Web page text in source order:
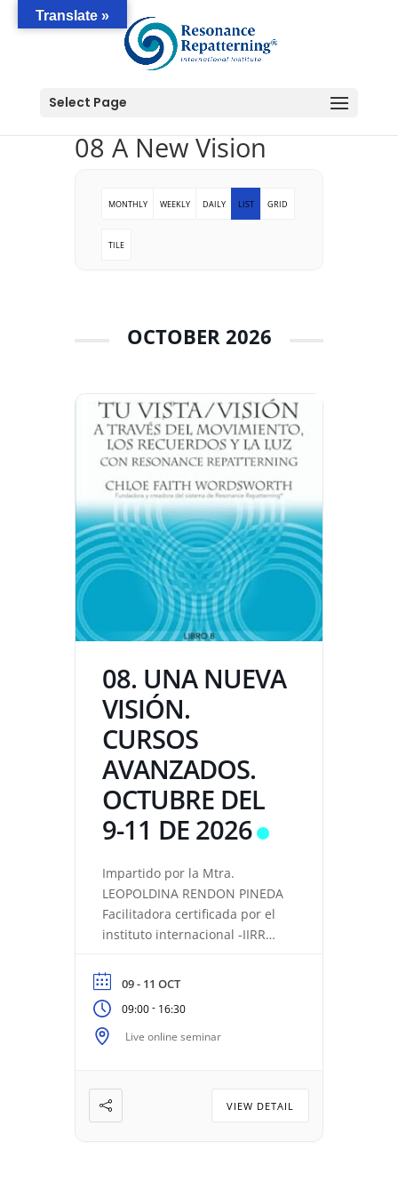
Select Page
08 A New Vision
MONTHLY WEEKLY DAILY LIST GRID
TILE
OCTOBER 2026
08. UNA NUEVA
VISIÓN.
CURSOS
AVANZADOS.
OCTUBRE DEL
9-11 DE 2026
Impartido por la Mtra.
LEOPOLDINA RENDON PINEDA
Facilitadora certificada por el
instituto internacional -IIRR
certificada por SEP CONOCER-,
tuve la formación
directamente con la creadora
del método -Chloe
de experiencia en Resonance
Repatterning y 20 años como
09 - 11 OCT
09:00- 16:30
Live online seminar
VIEW DETAIL
Translate »